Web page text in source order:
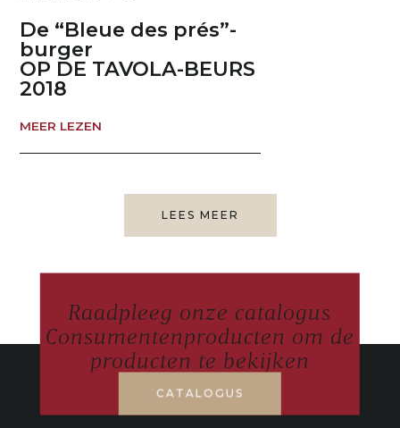
De “Bleue des prés”-
burger
OP DE TAVOLA-BEURS
2018
MEER LEZEN
LEES MEER
Raadpleeg onze catalogus
Consumentenproducten om de
producten te bekijken
CATALOGUS